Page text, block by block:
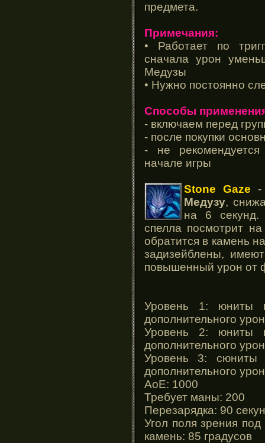
предмета.
Примечания:
• Работает по
сначала урон
Медузы
• Нужно постоянно
Способы
- включаем перед
- после покупки
- не
начале игры
Stone Gaze -
Медузу,
на 6 секунд.
спелла посмотрит
обратится в камень
задизейблены,
повышенный урон от
Уровень 1: юниты
дополнительного
Уровень 2: юниты
дополнительного
Уровень 3: сюниты
дополнительного
АоЕ: 1000
Требует маны: 200
Перезарядка: 90
Угол поля зрения
камень: 85 градусов